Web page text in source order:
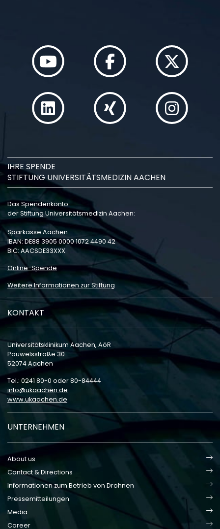
IHRE SPENDE
STIFTUNG UNIVERSITÄTSMEDIZIN AACHEN
Das Spendenkonto
der Stiftung Universitätsmedizin Aachen:
Sparkasse Aachen
IBAN: DE88 3905 0000 1072 4490 42
BIC: AACSDE33XXX
Online-Spende
Weitere Informationen zur Stiftung
KONTAKT
Universitätsklinikum Aachen, AöR
Pauwelsstraße 30
52074 Aachen
Tel.: 0241 80-0 oder 80-84444
info
ukaachen de
www.ukaachen.de
UNTERNEHMEN
About us
Contact & Directions
Informationen zum Betrieb von Drohnen
Pressemitteilungen
Media
Career